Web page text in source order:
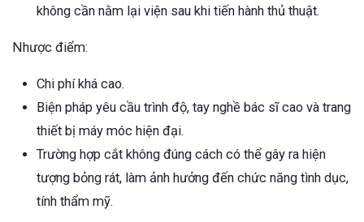
không cần nằm lại viện sau khi tiến hành thủ thuật.
Nhược điểm:
Chi phí khá cao.
Biện pháp yêu cầu trình độ, tay nghề bác sĩ cao và trang
thiết bị máy móc hiện đại.
Trường hợp cắt không đúng cách có thể gây ra hiện
tượng bỏng rát, làm ảnh hưởng đến chức năng tình dục,
tính thẩm mỹ.